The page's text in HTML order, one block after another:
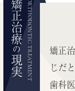
ORTHODONTIC TREATMENT
矯正治療
の
現実
矯正
じだ
歯科